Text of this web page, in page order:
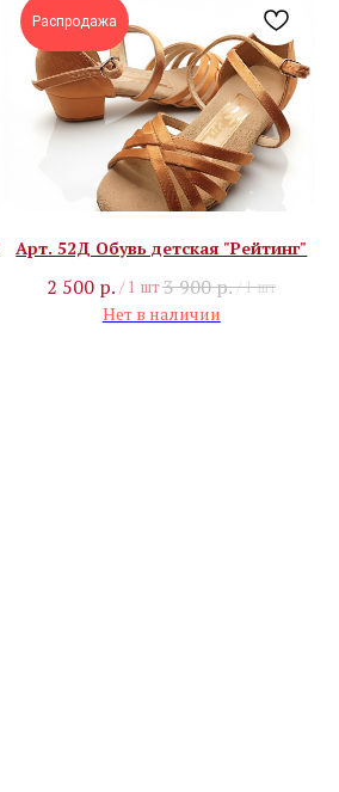
Распродажа
Арт. 52Д Обувь детская "Рейтинг"
2 500 р. / 1 шт3 900р./1 шт
Нет в наличии